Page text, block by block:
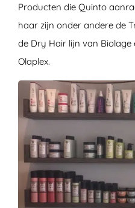
Producten die Quinto
haar zijn onder andere de
de Dry Hair lijn van
Olaplex.